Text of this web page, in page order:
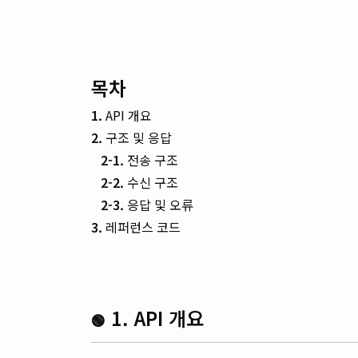
목차
1. API 개요
2. 구조 및 응답
2-1. 전송 구조
2-2. 수신 구조
2-3. 응답 및 오류
3. 레퍼런스 코드
🟢 1. API 개요